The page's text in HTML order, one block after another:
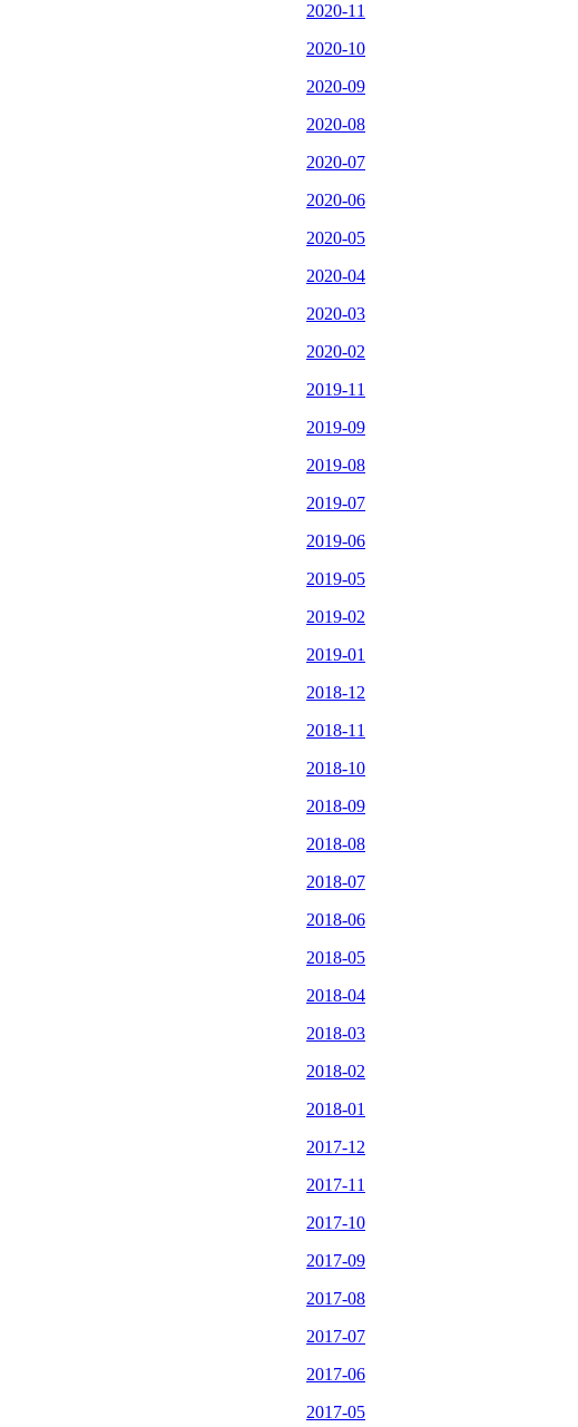
2020-11
2020-10
2020-09
2020-08
2020-07
2020-06
2020-05
2020-04
2020-03
2020-02
2019-11
2019-09
2019-08
2019-07
2019-06
2019-05
2019-02
2019-01
2018-12
2018-11
2018-10
2018-09
2018-08
2018-07
2018-06
2018-05
2018-04
2018-03
2018-02
2018-01
2017-12
2017-11
2017-10
2017-09
2017-08
2017-07
2017-06
2017-05